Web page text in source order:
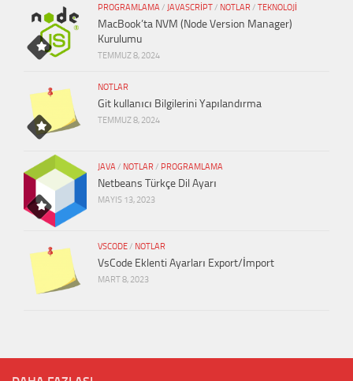
PROGRAMLAMA/ JAVASCRIPT/ NOTLAR/ TEKNOLOJI
MacBook’ta NVM (Node Version Manager)
Kurulumu
TEMMUZ 8, 2024
NOTLAR
Git kullanıcı Bilgilerini Yapılandırma
TEMMUZ 8, 2024
JAVA/ NOTLAR/ PROGRAMLAMA
Netbeans Türkçe Dil Ayarı
MAYIS 13, 2023
VSCODE/ NOTLAR
VsCode Eklenti Ayarları Export/İmport
MART 8, 2023